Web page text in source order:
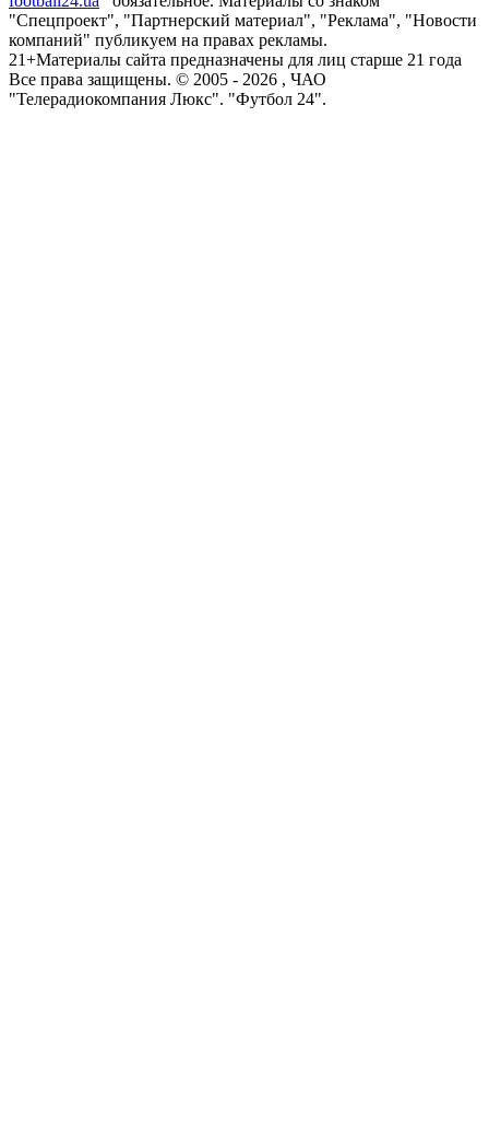
"Спецпроект", "Партнерский материал", "Реклама", "Новости
компаний" публикуем на правах рекламы.
21+Материалы сайта предназначены для лиц старше 21 года
Все права защищены. © 2005 - 2026 , ЧАО
"Телерадиокомпания Люкс". "Футбол 24".